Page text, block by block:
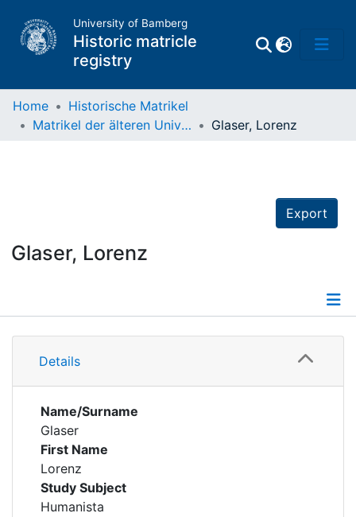
University of Bamberg
Historic matricle
registry
Home
Historische Matrikel
Matrikel der älteren Universität
Glaser, Lorenz
Export
Glaser, Lorenz
Details
Details
Name/Surname
Glaser
First Name
Lorenz
Study Subject
Humanista